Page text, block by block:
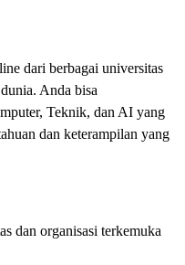
dari berbagai universitas
Anda bisa
Teknik, dan AI yang
dan keterampilan yang
dan organisasi terkemuka